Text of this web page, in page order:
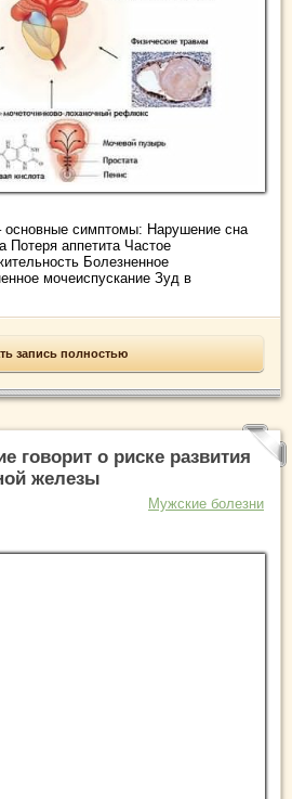
основные симптомы: Нарушение сна
Потеря аппетита Частое
Болезненное
мочеиспускание Зуд в
запись полностью
говорит о риске развития
железы
Мужские болезни